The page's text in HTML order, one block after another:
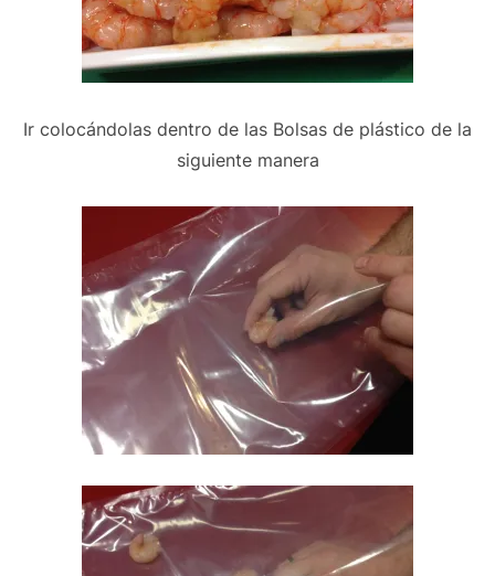
Ir colocándolas dentro de las Bolsas de plástico de la
siguiente manera